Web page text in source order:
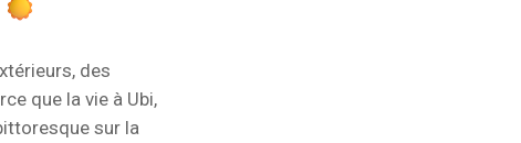
des
que la vie à Ubi,
sur la